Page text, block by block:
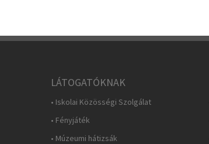
LÁTOGATÓKNAK
• Iskolai Közösségi Szolgálat
• Fényjáték
• Múzeumi hátizsák